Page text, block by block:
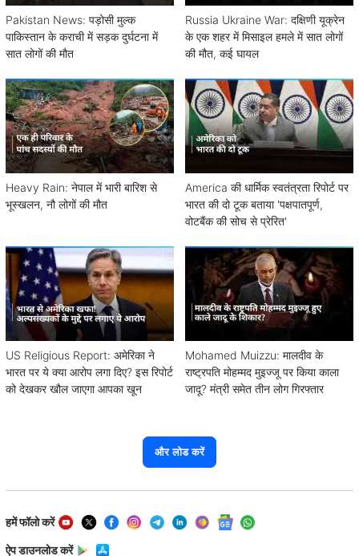
Pakistan News: पड़ोसी मुल्क
पाकिस्तान के कराची में सड़क दुर्घटना में
सात लोगों की मौत
Russia Ukraine War: दक्षिणी यूक्रेन
के एक शहर में मिसाइल हमले में सात लोगों
की मौत, कई घायल
Heavy Rain: नेपाल में भारी बारिश से
भूस्खलन, नौ लोगों की मौत
America की धार्मिक स्वतंत्रता रिपोर्ट पर
भारत की दो टूक बताया 'पक्षपातपूर्ण,
वोटबैंक की सोच से प्रेरित'
US Religious Report: अमेरिका ने
भारत पर ये क्या आरोप लगा दिए? इस रिपोर्ट
को देखकर खौल जाएगा आपका खून
Mohamed Muizzu: मालदीव के
राष्ट्रपति मोहम्मद मुइज्जू पर किया काला
जादू? मंत्री समेत तीन लोग गिरफ्तार
और लोड करें
हमें फॉलो करें
ऐप डाउनलोड करें